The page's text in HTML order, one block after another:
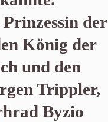
der
König der
und den
Trippler,
Byzio